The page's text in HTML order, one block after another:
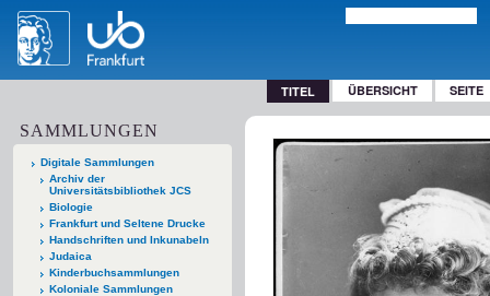
TITEL ÜBERSICHT SEITE
SAMMLUNGEN
Digitale Sammlungen
Archiv der
Universitätsbibliothek JCS
Biologie
Frankfurt und Seltene Drucke
Handschriften und Inkunabeln
Judaica
Kinderbuchsammlungen
Koloniale Sammlungen